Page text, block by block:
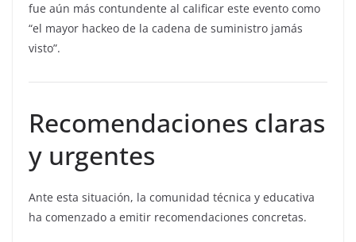
fue aún más contundente al calificar este evento como
“el mayor hackeo de la cadena de suministro jamás
visto”.
Recomendaciones claras
y urgentes
Ante esta situación, la comunidad técnica y educativa
ha comenzado a emitir recomendaciones concretas.